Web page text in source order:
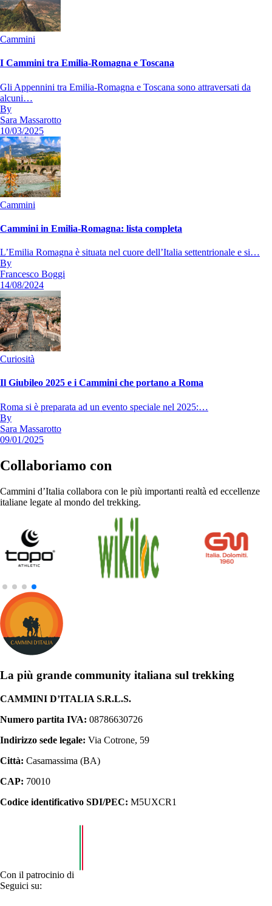
Cammini
I Cammini tra Emilia-Romagna e Toscana
Gli Appennini tra Emilia-Romagna e Toscana sono attraversati da
alcuni…
By
Sara Massarotto
10/03/2025
Cammini
Cammini in Emilia-Romagna: lista completa
L’Emilia Romagna è situata nel cuore dell’Italia settentrionale e si…
By
Francesco Boggi
14/08/2024
Curiosità
Il Giubileo 2025 e i Cammini che portano a Roma
Roma si è preparata ad un evento speciale nel 2025:…
By
Sara Massarotto
09/01/2025
Collaboriamo con
Cammini d’Italia collabora con le più importanti realtà ed eccellenze
italiane legate al mondo del trekking.
La più grande community italiana sul trekking
CAMMINI D’ITALIA S.R.L.S.
Numero partita IVA: 08786630726
Indirizzo sede legale: Via Cotrone, 59
Città: Casamassima (BA)
CAP: 70010
Codice identificativo SDI/PEC: M5UXCR1
Con il patrocinio di
Seguici su: